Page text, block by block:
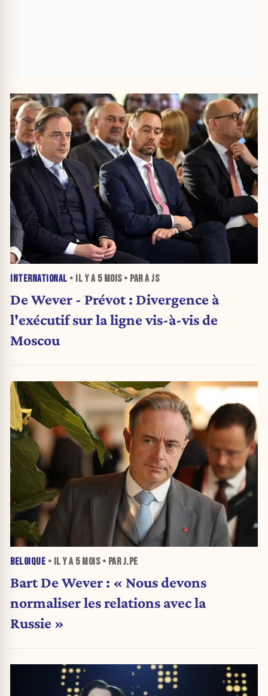
INTERNATIONAL • IL Y A 5 MOIS• PAR A JS
De Wever - Prévot : Divergence à
l'exécutif sur la ligne vis-à-vis de
Moscou
BELGIQUE • IL Y A 5 MOIS• PAR J.PE
Bart De Wever : « Nous devons
normaliser les relations avec la
Russie »